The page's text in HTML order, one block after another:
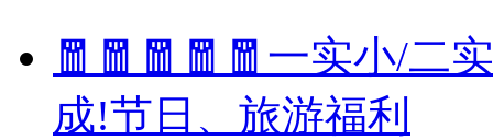
🧧🧧🧧🧧🧧一实小/二
成!节日、旅游福利